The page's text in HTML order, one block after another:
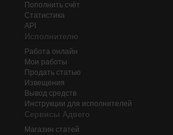
Пополнить счёт
Статистика
API
Исполнителю
Работа онлайн
Мои работы
Продать статью
Извещения
Вывод средств
Инструкции для исполнителей
Сервисы Адвего
Магазин статей